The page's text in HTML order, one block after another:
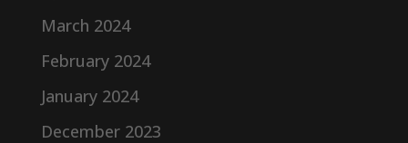
March 2024
February 2024
January 2024
December 2023